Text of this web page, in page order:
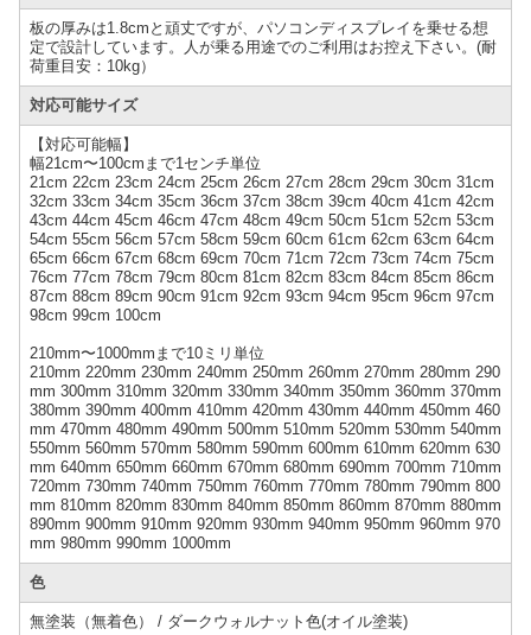
板の厚みは1.8cmと頑丈ですが、パソコンディスプレイを乗せる想
定で設計しています。人が乗る用途でのご利用はお控え下さい。(耐
荷重目安：10kg）
対応可能サイズ
【対応可能幅】
幅21cm〜100cmまで1センチ単位
21cm 22cm 23cm 24cm 25cm 26cm 27cm 28cm 29cm 30cm 31cm
32cm 33cm 34cm 35cm 36cm 37cm 38cm 39cm 40cm 41cm 42cm
43cm 44cm 45cm 46cm 47cm 48cm 49cm 50cm 51cm 52cm 53cm
54cm 55cm 56cm 57cm 58cm 59cm 60cm 61cm 62cm 63cm 64cm
65cm 66cm 67cm 68cm 69cm 70cm 71cm 72cm 73cm 74cm 75cm
76cm 77cm 78cm 79cm 80cm 81cm 82cm 83cm 84cm 85cm 86cm
87cm 88cm 89cm 90cm 91cm 92cm 93cm 94cm 95cm 96cm 97cm
98cm 99cm 100cm
210mm〜1000mmまで10ミリ単位
210mm 220mm 230mm 240mm 250mm 260mm 270mm 280mm 290
mm 300mm 310mm 320mm 330mm 340mm 350mm 360mm 370mm
380mm 390mm 400mm 410mm 420mm 430mm 440mm 450mm 460
mm 470mm 480mm 490mm 500mm 510mm 520mm 530mm 540mm
550mm 560mm 570mm 580mm 590mm 600mm 610mm 620mm 630
mm 640mm 650mm 660mm 670mm 680mm 690mm 700mm 710mm
720mm 730mm 740mm 750mm 760mm 770mm 780mm 790mm 800
mm 810mm 820mm 830mm 840mm 850mm 860mm 870mm 880mm
890mm 900mm 910mm 920mm 930mm 940mm 950mm 960mm 970
mm 980mm 990mm 1000mm
色
無塗装（無着色） / ダークウォルナット色(オイル塗装)